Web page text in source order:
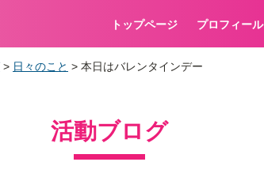
トップページ プロフィール
> 日々のこと > 本日はバレンタインデー
活動ブログ